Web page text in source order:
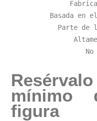
Basada en
Parte de
mínimo
figura